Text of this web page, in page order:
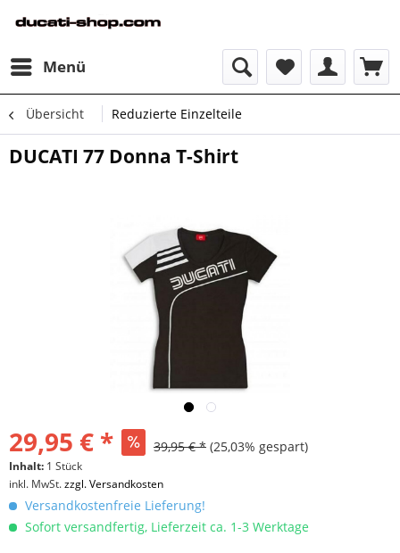
Menü
Übersicht Reduzierte Einzelteile
DUCATI 77 Donna T-Shirt
29,95 € * 39,95 € * (25,03% gespart)
Inhalt: 1 Stück
inkl. MwSt.zzgl. Versandkosten
Versandkostenfreie Lieferung!
Sofort versandfertig, Lieferzeit ca. 1-3 Werktage